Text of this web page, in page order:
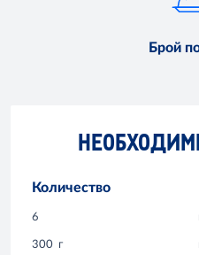
Брой
Количество
6
300 г